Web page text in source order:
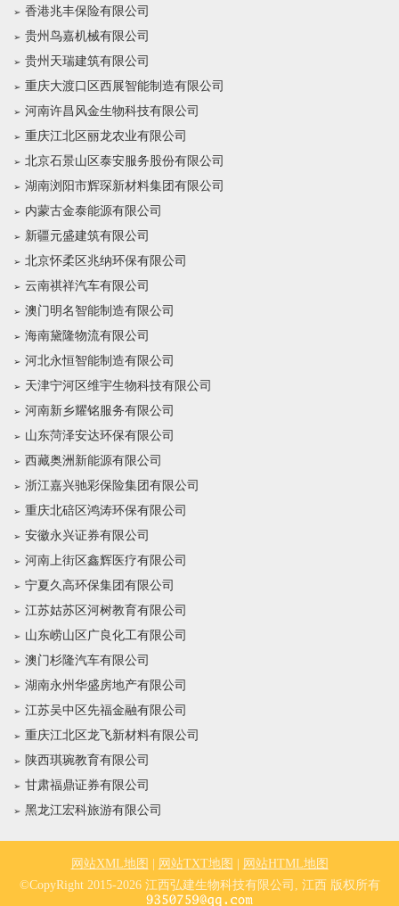
香港兆丰保险有限公司
贵州鸟嘉机械有限公司
贵州天瑞建筑有限公司
重庆大渡口区西展智能制造有限公司
河南许昌风金生物科技有限公司
重庆江北区丽龙农业有限公司
北京石景山区泰安服务股份有限公司
湖南浏阳市辉琛新材料集团有限公司
内蒙古金泰能源有限公司
新疆元盛建筑有限公司
北京怀柔区兆纳环保有限公司
云南祺祥汽车有限公司
澳门明名智能制造有限公司
海南黛隆物流有限公司
河北永恒智能制造有限公司
天津宁河区维宇生物科技有限公司
河南新乡耀铭服务有限公司
山东菏泽安达环保有限公司
西藏奥洲新能源有限公司
浙江嘉兴驰彩保险集团有限公司
重庆北碚区鸿涛环保有限公司
安徽永兴证券有限公司
河南上街区鑫辉医疗有限公司
宁夏久高环保集团有限公司
江苏姑苏区河树教育有限公司
山东崂山区广良化工有限公司
澳门杉隆汽车有限公司
湖南永州华盛房地产有限公司
江苏吴中区先福金融有限公司
重庆江北区龙飞新材料有限公司
陕西琪琬教育有限公司
甘肃福鼎证券有限公司
黑龙江宏科旅游有限公司
网站XML地图 网站TXT地图
网站HTML地图
©CopyRight 2015-2026 江西弘建生物科技有限公司, 江西 版权所有